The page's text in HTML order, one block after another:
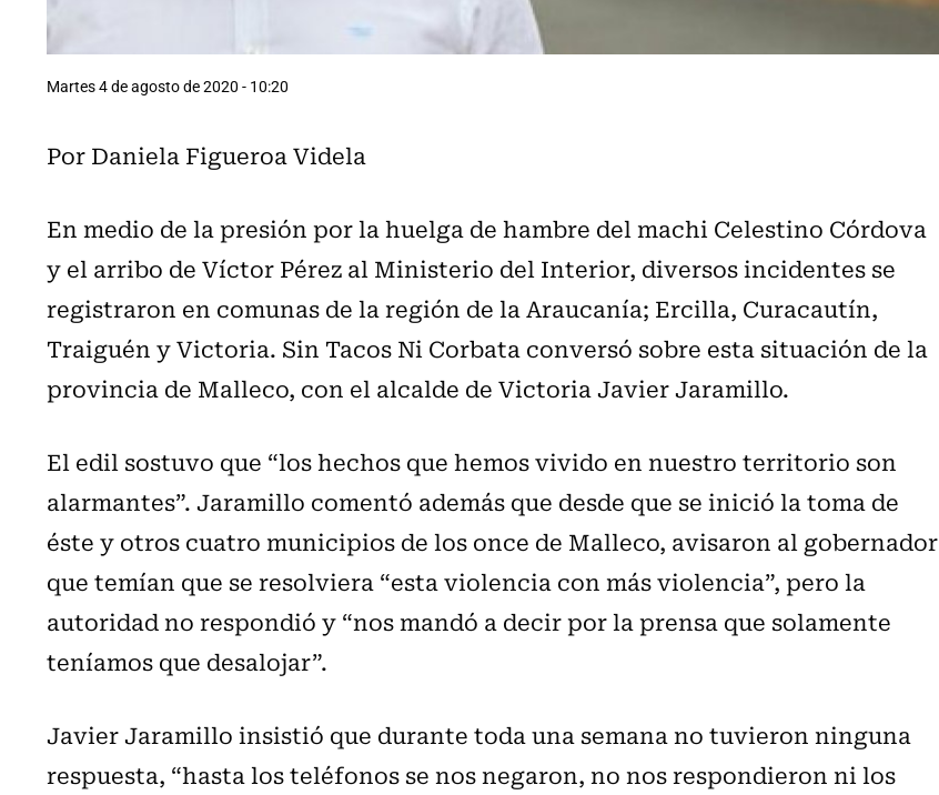
Martes 4 de agosto de 2020 - 10:20
Por Daniela Figueroa Videla
En medio de la presión por la huelga de hambre del machi Celestino Córdova
y el arribo de Víctor Pérez al Ministerio del Interior, diversos incidentes se
registraron en comunas de la región de la Araucanía; Ercilla, Curacautín,
Traiguén y Victoria. Sin Tacos Ni Corbata conversó sobre esta situación de la
provincia de Malleco, con el alcalde de Victoria Javier Jaramillo.
El edil sostuvo que “los hechos que hemos vivido en nuestro territorio son
alarmantes”. Jaramillo comentó además que desde que se inició la toma de
éste y otros cuatro municipios de los once de Malleco, avisaron al gobernador
que temían que se resolviera “esta violencia con más violencia”, pero la
autoridad no respondió y “nos mandó a decir por la prensa que solamente
teníamos que desalojar”.
Javier Jaramillo insistió que durante toda una semana no tuvieron ninguna
respuesta, “hasta los teléfonos se nos negaron, no nos respondieron ni los